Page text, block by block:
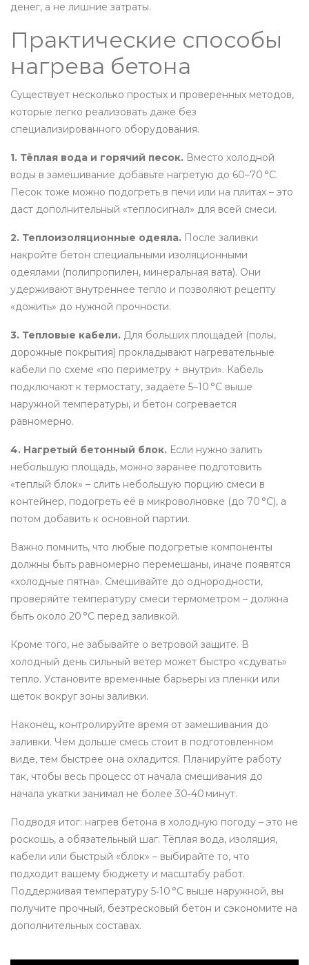
денег, а не лишние затраты.
Практические способы
нагрева бетона
Существует несколько простых и проверенных методов,
которые легко реализовать даже без
специализированного оборудования.
1. Тёплая вода и горячий песок. Вместо холодной
воды в замешивание добавьте нагретую до 60–70 °C.
Песок тоже можно подогреть в печи или на плитах – это
даст дополнительный «теплосигнал» для всей смеси.
2. Теплоизоляционные одеяла. После заливки
накройте бетон специальными изоляционными
одеялами (полипропилен, минеральная вата). Они
удерживают внутреннее тепло и позволяют рецепту
«дожить» до нужной прочности.
3. Тепловые кабели. Для больших площадей (полы,
дорожные покрытия) прокладывают нагревательные
кабели по схеме «по периметру + внутри». Кабель
подключают к термостату, задаёте 5–10 °C выше
наружной температуры, и бетон согревается
равномерно.
4. Нагретый бетонный блок. Если нужно залить
небольшую площадь, можно заранее подготовить
«теплый блок» – слить небольшую порцию смеси в
контейнер, подогреть её в микроволновке (до 70 °C), а
потом добавить к основной партии.
Важно помнить, что любые подогретые компоненты
должны быть равномерно перемешаны, иначе появятся
«холодные пятна». Смешивайте до однородности,
проверяйте температуру смеси термометром – должна
быть около 20 °C перед заливкой.
Кроме того, не забывайте о ветровой защите. В
холодный день сильный ветер может быстро «сдувать»
тепло. Установите временные барьеры из пленки или
щеток вокруг зоны заливки.
Наконец, контролируйте время от замешивания до
заливки. Чем дольше смесь стоит в подготовленном
виде, тем быстрее она охладится. Планируйте работу
так, чтобы весь процесс от начала смешивания до
начала укатки занимал не более 30‑40 минут.
Подводя итог: нагрев бетона в холодную погоду – это не
роскошь, а обязательный шаг. Тёплая вода, изоляция,
кабели или быстрый «блок» – выбирайте то, что
подходит вашему бюджету и масштабу работ.
Поддерживая температуру 5‑10 °C выше наружной, вы
получите прочный, безтресковый бетон и сэкономите на
дополнительных составах.